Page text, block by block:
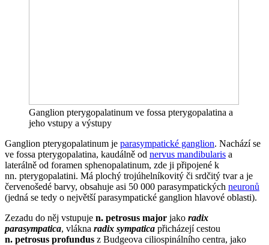
Ganglion pterygopalatinum ve fossa pterygopalatina a
jeho vstupy a výstupy
Ganglion pterygopalatinum je parasympatické ganglion. Nachází se
ve fossa pterygopalatina, kaudálně od nervus mandibularis a
laterálně od foramen sphenopalatinum, zde ji připojené k
nn. pterygopalatini. Má plochý trojúhelníkovitý či srdčitý tvar a je
červenošedé barvy, obsahuje asi 50 000 parasympatických neuronů
(jedná se tedy o největší parasympatické ganglion hlavové oblasti).
Zezadu do něj vstupuje n. petrosus major jako radix
parasympatica, vlákna radix sympatica přicházejí cestou
n. petrosus profundus z Budgeova ciliospinálního centra, jako